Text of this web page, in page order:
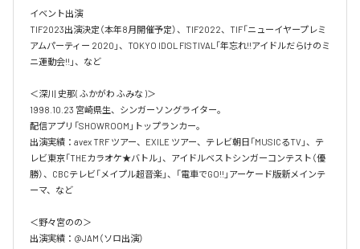
イベント出演
TIF2023出演決定（本年8月開催予定）、TIF2022、TIF「ニューイヤープレミ
アムパーティー 2020」、TOKYO IDOL FISTIVAL「年忘れ!!アイドルだらけのミ
ニ運動会!!」、など
＜深川 史那( ふかがわ ふみな )＞
1998.10.23 宮崎県生、シンガーソングライター。
配信アプリ「SHOWROOM」トップランカー。
出演実績：avex TRF ツアー、EXILE ツアー、テレビ朝日「MUSICるTV」、テ
レビ東京「THEカラオケ★バトル」、アイドルベストシンガーコンテスト（優
勝）、CBCテレビ「メイプル超音楽」、「電車でGO!!」アーケード版新メインテ
ーマ、など
＜野々宮のの＞